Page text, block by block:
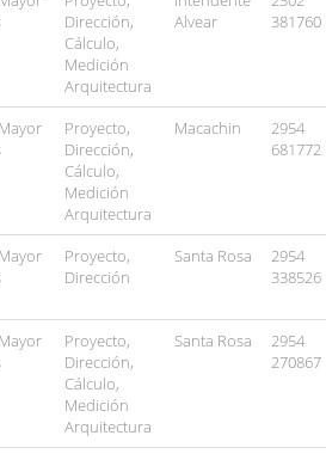
Dirección,
Cálculo,
Medición
Arquitectura
Alvear
381760
Proyecto,
Dirección,
Cálculo,
Medición
Arquitectura
Macachin
2954
681772
Proyecto,
Dirección
Santa Rosa
2954
338526
Proyecto,
Dirección,
Cálculo,
Medición
Arquitectura
Santa Rosa
2954
270867